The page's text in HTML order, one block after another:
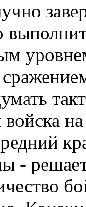
войска
-